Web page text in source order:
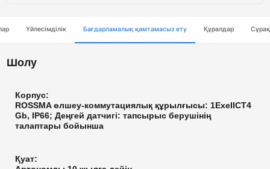
Үйлесімділік Бағдарламалық қамтамасыз ету Құралдар
Шолу
Корпус:
ROSSMA өлшеу-коммутациялық құрылғысы: 1ExeIICT4
Gb, IP66; Деңгей датчигі: тапсырыс берушінің
талаптары бойынша
Қуат: